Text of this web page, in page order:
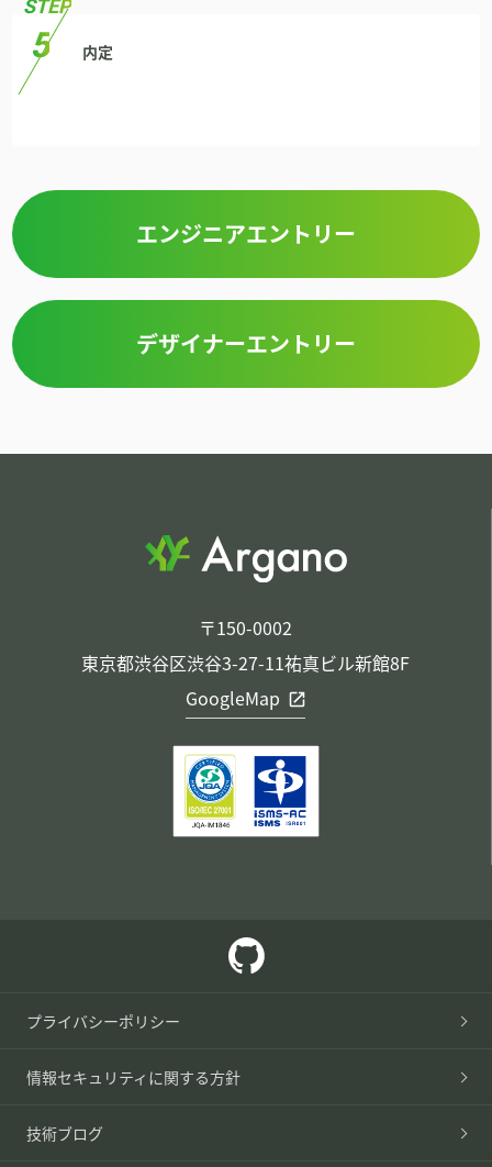
内定
エンジニアエントリー
デザイナーエントリー
〒150-0002
東京都渋谷区渋谷3-27-11祐真ビル新館8F
GoogleMap
プライバシーポリシー
情報セキュリティに関する方針
技術ブログ